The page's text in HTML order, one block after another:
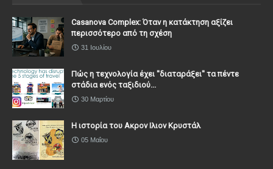
Casanova Complex: Όταν η κατάκτηση αξίζει
περισσότερο από τη σχέση
31 Ιουλίου
Πώς η τεχνολογία έχει ''διαταράξει'' τα πέντε
στάδια ενός ταξιδιού...
30 Μαρτίου
Η ιστορία του Ακρον Ιλιον Κρυστάλ
05 Μαΐου